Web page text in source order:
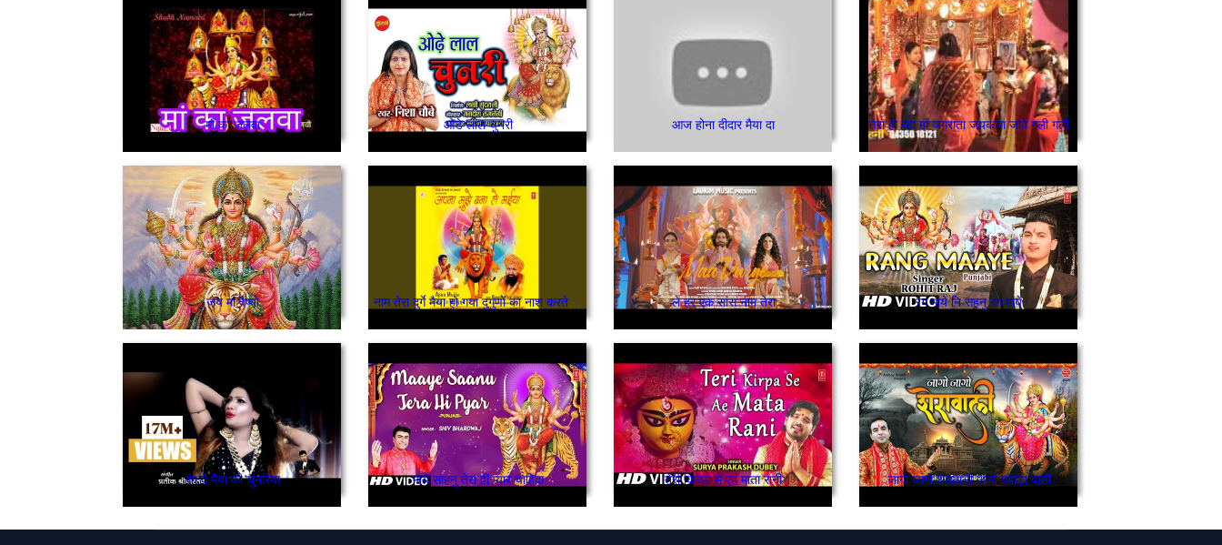
माँ का जलवा ओडे लाल चुनरी आज होना दीदार मैया दा तेरा हो रहा माँ जगराता जयकारा जावे गली गली
जय मां वैष्णो ले हर एक सांस नाम तेरा रंग माये नि सहनु रंग माये
रंग दे मैया की चुनरिया माये साहनु तेरा ही प्यार चाहिदा तेरी किरपा से एह माता रानी जागो जागो शेरावाली जागो पहाड़ा वाली